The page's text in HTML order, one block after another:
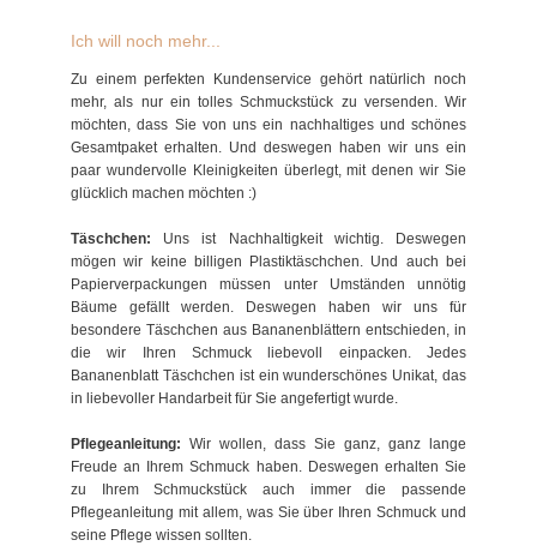
Ich will noch mehr...
Zu einem perfekten Kundenservice gehört natürlich noch
mehr, als nur ein tolles Schmuckstück zu versenden. Wir
möchten, dass Sie von uns ein nachhaltiges und schönes
Gesamtpaket erhalten. Und deswegen haben wir uns ein
paar wundervolle Kleinigkeiten überlegt, mit denen wir Sie
glücklich machen möchten :)
Täschchen: Uns ist Nachhaltigkeit wichtig. Deswegen
mögen wir keine billigen Plastiktäschchen. Und auch bei
Papierverpackungen müssen unter Umständen unnötig
Bäume gefällt werden. Deswegen haben wir uns für
besondere Täschchen aus Bananenblättern entschieden, in
die wir Ihren Schmuck liebevoll einpacken. Jedes
Bananenblatt Täschchen ist ein wunderschönes Unikat, das
in liebevoller Handarbeit für Sie angefertigt wurde.
Pflegeanleitung: Wir wollen, dass Sie ganz, ganz lange
Freude an Ihrem Schmuck haben. Deswegen erhalten Sie
zu Ihrem Schmuckstück auch immer die passende
Pflegeanleitung mit allem, was Sie über Ihren Schmuck und
seine Pflege wissen sollten.